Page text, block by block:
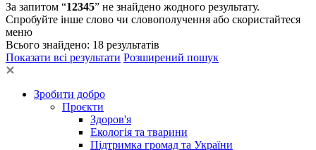
За запитом “12345” не знайдено жодного результату.
Спробуйте інше слово чи словополучення або скористайтеся
меню
Всього знайдено: 18 результатів
Показати всі результати Розширений пошук
Зробити добро
Проєкти
Здоров'я
Екологія та тварини
Підтримка громад та України